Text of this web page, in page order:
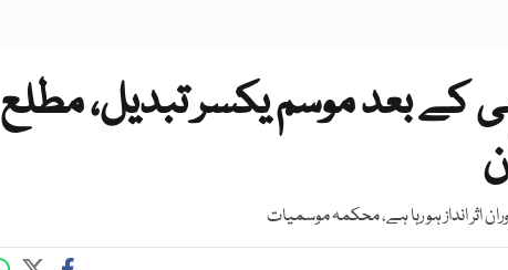
کے بعد موسم یکسر تبدیل، مطلع